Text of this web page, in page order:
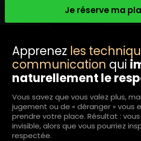
Je réserve ma
Apprenez les
communication qui
naturellement le
Vous savez que vous valez plus,
jugement ou de « déranger » vous
prendre votre place. Résultat :
invisible, alors que vous pourriez
respectée.